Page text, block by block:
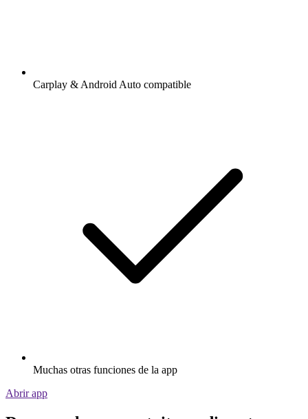
Carplay & Android Auto compatible
Muchas otras funciones de la app
Abrir app